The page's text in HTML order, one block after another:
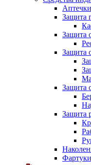
Аптечки
Защита
Защита
Защита
Защита
Защита